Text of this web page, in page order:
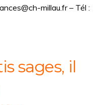
millau.fr – Tél :
sages, il